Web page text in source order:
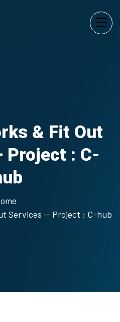
& Fit Out
Project : C-
Services — Project : C-hub